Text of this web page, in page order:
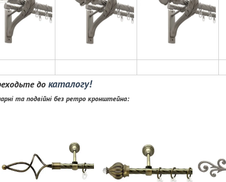
до каталогу!
та подвійні без ретро кронштейна: